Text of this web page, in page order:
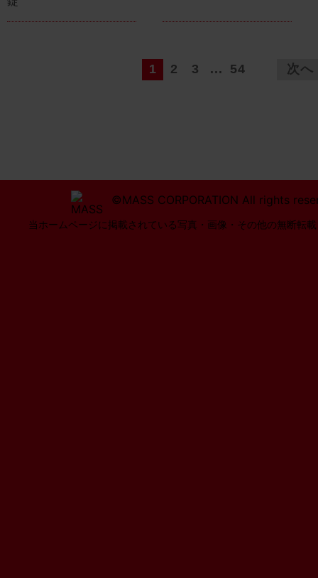
1 2 3 ... 54 次
©MASS CORPORATION All rights
当ホームページに掲載されている写真・画像・その他の無断転